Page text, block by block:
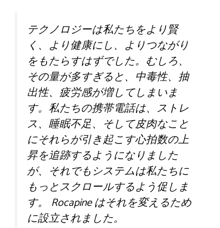
テクノロジーは私たちをより賢
く、より健康にし、よりつながり
をもたらすはずでした。むしろ、
その量が多すぎると、中毒性、抽
出性、疲労感が増してしまいま
す。私たちの携帯電話は、ストレ
ス、睡眠不足、そして皮肉なこと
にそれらが引き起こす心拍数の上
昇を追跡するようになりました
が、それでもシステムは私たちに
もっとスクロールするよう促しま
す。 Rocapine はそれを変えるため
に設立されました。